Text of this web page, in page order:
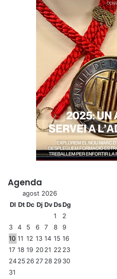
Agenda
agost 2026
Dl DtDc Dj DvDsDg
1
2
3
4 5 6 7 8
9
10 11 12 13 14 15 16
17 18 19 2021 22 23
2425 26 27 28 2930
31